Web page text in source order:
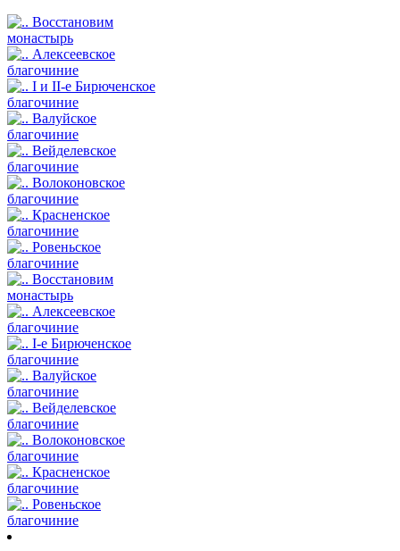
Восстановим
монастырь
Алексеевское
благочиние
I и II-е Бирюченское
благочиние
Валуйское
благочиние
Вейделевское
благочиние
Волоконовское
благочиние
Красненское
благочиние
Ровеньское
благочиние
Восстановим
монастырь
Алексеевское
благочиние
I-е Бирюченское
благочиние
Валуйское
благочиние
Вейделевское
благочиние
Волоконовское
благочиние
Красненское
благочиние
Ровеньское
благочиние